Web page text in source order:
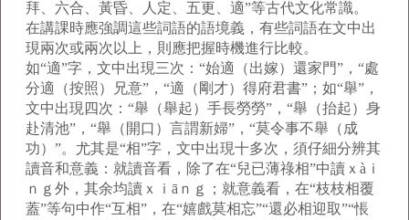
拜、六合、黃昏、人定、五更、適”等古代文化常識。
在講課時應強調這些詞語的語境義，有些詞語在文中出
現兩次或兩次以上，則應把握時機進行比較。
如“適”字，文中出現三次：“始適（出嫁）還家門”，“處
分適（按照）兄意”，“適（剛才）得府君書”；如“舉”，
文中出現四次：“舉（舉起）手長勞勞”，“舉（抬起）身
赴清池”，“舉（開口）言謂新婦”，“莫令事不舉（成
功）”。尤其是“相”字，文中出現十多次，須仔細分辨其
讀音和意義：就讀音看，除了在“兒已薄祿相”中讀ｘàｉ
ｎｇ外，其余均讀ｘｉāｎｇ；就意義看，在“枝枝相覆
蓋”等句中作“互相”，在“嬉戲莫相忘”“還必相迎取”“悵